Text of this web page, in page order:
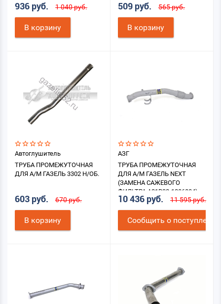
936 руб. 1 040 руб.
В корзину
509 руб. 565 руб.
В корзину
Автоглушитель
ТРУБА ПРОМЕЖУТОЧНАЯ
ДЛЯ А/М ГАЗЕЛЬ 3302 Н/ОБ.
603 руб. 670 руб.
В корзину
АЗГ
ТРУБА ПРОМЕЖУТОЧНАЯ
ДЛЯ А/М ГАЗЕЛЬ NEXT
(ЗАМЕНА САЖЕВОГО
ФИЛЬТРА A21R32-1206004)
10 436 руб. 11 595 руб.
Cообщить о поступлении